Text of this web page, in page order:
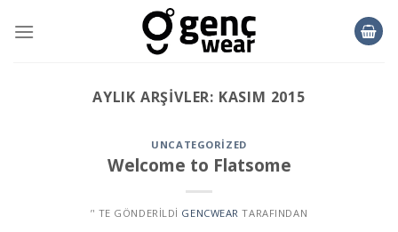
AYLIK ARŞIVLER: KASIM 2015
UNCATEGORIZED
Welcome to Flatsome
’' TE GÖNDERILDI GENCWEAR TARAFINDAN